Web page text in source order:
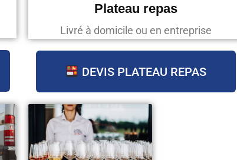
Plateau repas
Livré à domicile ou en entreprise
DEVIS PLATEAU REPAS